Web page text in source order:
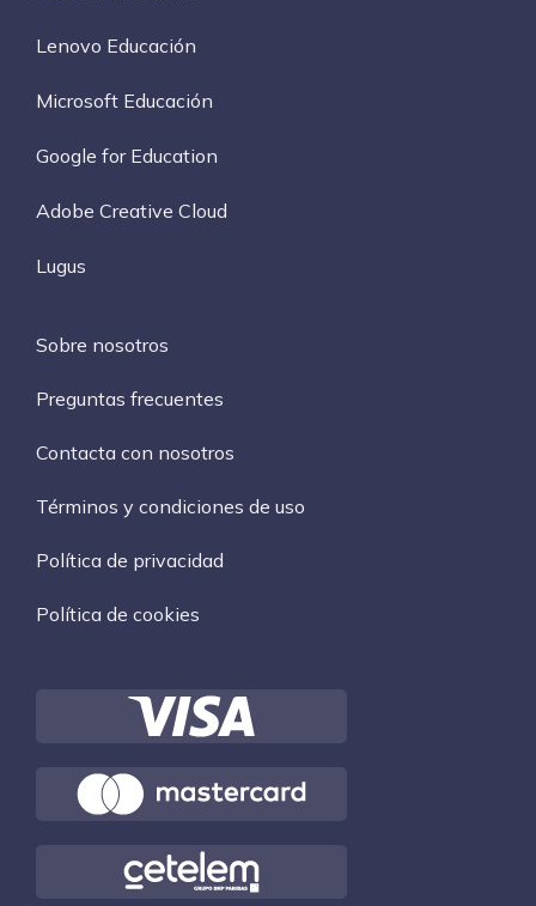
Lenovo Educación
Microsoft Educación
Google for Education
Adobe Creative Cloud
Lugus
Sobre nosotros
Preguntas frecuentes
Contacta con nosotros
Términos y condiciones de uso
Política de privacidad
Política de cookies